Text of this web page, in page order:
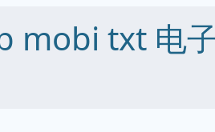
mobi txt 电